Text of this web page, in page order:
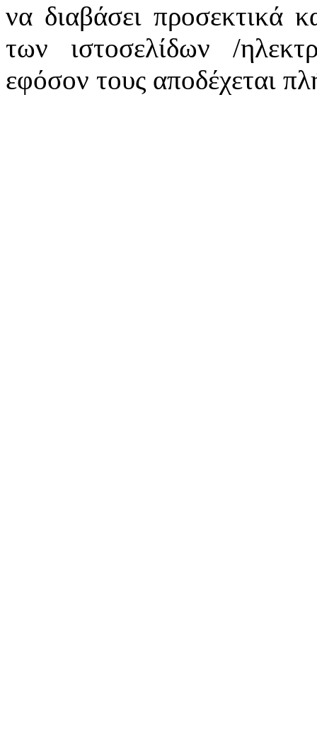
να διαβάσει προσεκτικά
των ιστοσελίδων /
εφόσον τους αποδέχεται